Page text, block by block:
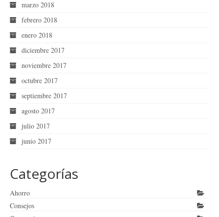
marzo 2018
febrero 2018
enero 2018
diciembre 2017
noviembre 2017
octubre 2017
septiembre 2017
agosto 2017
julio 2017
junio 2017
Categorías
Ahorro
Consejos